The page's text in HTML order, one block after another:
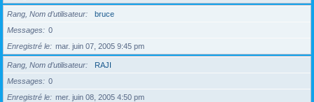
Rang, Nom d’utilisateur
bruce
Messages
0
Enregistré le
mar. juin 07, 2005 9:45 pm
Rang, Nom d’utilisateur
RAJI
Messages
0
Enregistré le
mer. juin 08, 2005 4:50 pm